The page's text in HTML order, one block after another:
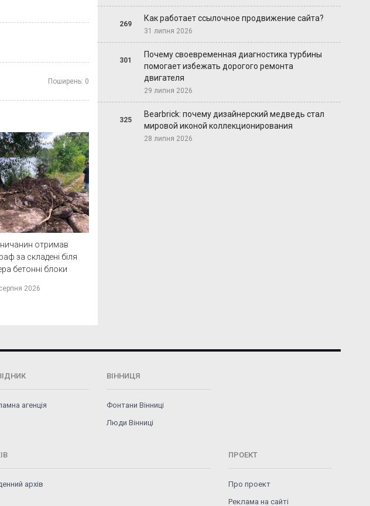
Поширень: 0
отримав
за складені біля
бетонні блоки
2026
269
Как работает ссылочное продвижение сайта?
31 липня 2026
301
Почему своевременная диагностика турбины
помогает избежать дорогого ремонта
двигателя
29 липня 2026
325
Bearbrick: почему дизайнерский медведь стал
мировой иконой коллекционирования
28 липня 2026
агенція
ВІННИЦЯ
Фонтани Вінниці
Люди Вінниці
архів
ПРОЕКТ
Про проект
Реклама на сайті